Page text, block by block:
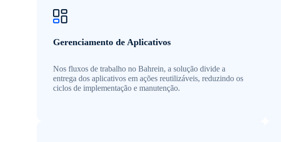
Gerenciamento de Aplicativos
Nos fluxos de trabalho no Bahrein, a solução divide a
entrega dos aplicativos em ações reutilizáveis, reduzindo os
ciclos de implementação e manutenção.